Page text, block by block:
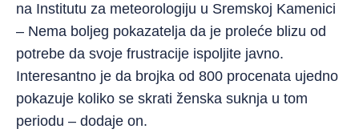
na Institutu za meteorologiju u Sremskoj Kamenici
– Nema boljeg pokazatelja da je proleće blizu od
potrebe da svoje frustracije ispoljite javno.
Interesantno je da brojka od 800 procenata ujedno
pokazuje koliko se skrati ženska suknja u tom
periodu – dodaje on.